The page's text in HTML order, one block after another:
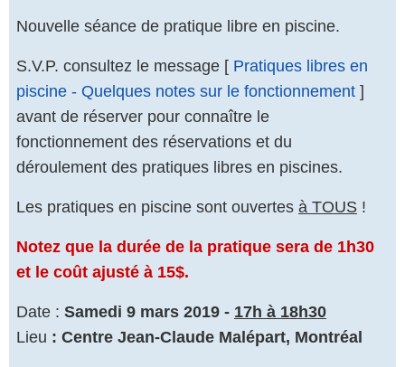
Nouvelle séance de pratique libre en piscine.
S.V.P. consultez le message [ Pratiques libres en
piscine - Quelques notes sur le fonctionnement ]
avant de réserver pour connaître le
fonctionnement des réservations et du
déroulement des pratiques libres en piscines.
Les pratiques en piscine sont ouvertes à TOUS !
Notez que la durée de la pratique sera de 1h30
et le coût ajusté à 15$.
Date : Samedi 9 mars 2019 - 17h à 18h30
Lieu : Centre Jean-Claude Malépart, Montréal